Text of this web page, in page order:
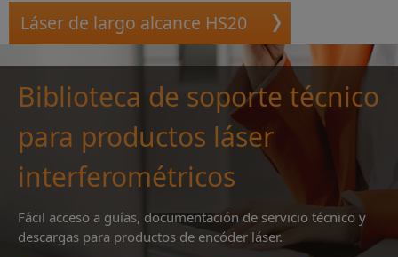
Láser de largo alcance HS20
Biblioteca de soporte técnico
para productos láser
interferométricos
Fácil acceso a guías, documentación de servicio técnico y
descargas para productos de encóder láser.